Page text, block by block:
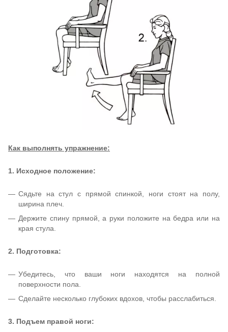
Как выполнять упражнение:
1. Исходное положение:
Сядьте на стул с прямой спинкой, ноги стоят на полу,
ширина плеч.
Держите спину прямой, а руки положите на бедра или на
края стула.
2. Подготовка:
Убедитесь, что ваши ноги находятся на полной
поверхности пола.
Сделайте несколько глубоких вдохов, чтобы расслабиться.
3. Подъем правой ноги: